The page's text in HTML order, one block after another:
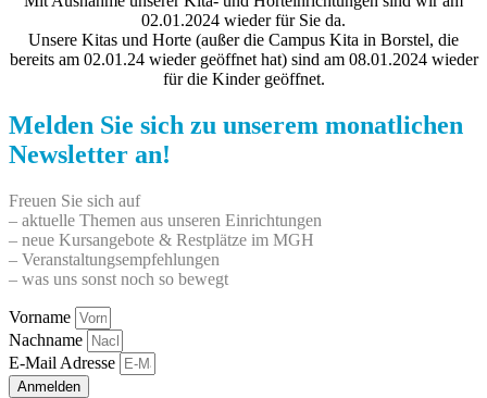
02.01.2024 wieder für Sie da.
Unsere Kitas und Horte (außer die Campus Kita in Borstel, die
bereits am 02.01.24 wieder geöffnet hat) sind am 08.01.2024 wieder
für die Kinder geöffnet.
Melden Sie sich zu unserem monatlichen
Newsletter an!
Freuen Sie sich auf
– aktuelle Themen aus unseren Einrichtungen
– neue Kursangebote & Restplätze im MGH
– Veranstaltungsempfehlungen
– was uns sonst noch so bewegt
Vorname
Nachname
E-Mail Adresse
Anmelden